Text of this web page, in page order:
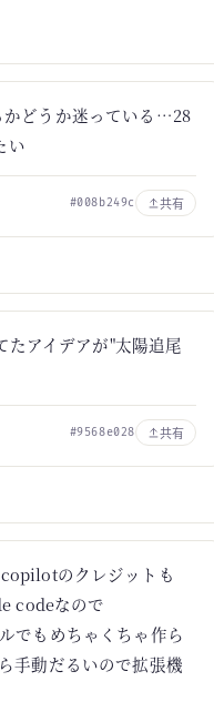
かどうか迷っている…28
い
#008b249c 共有
アイデアが"太陽追尾
#9568e028 共有
のクレジットも
codeなので
でもめちゃくちゃ作ら
手動だるいので拡張機